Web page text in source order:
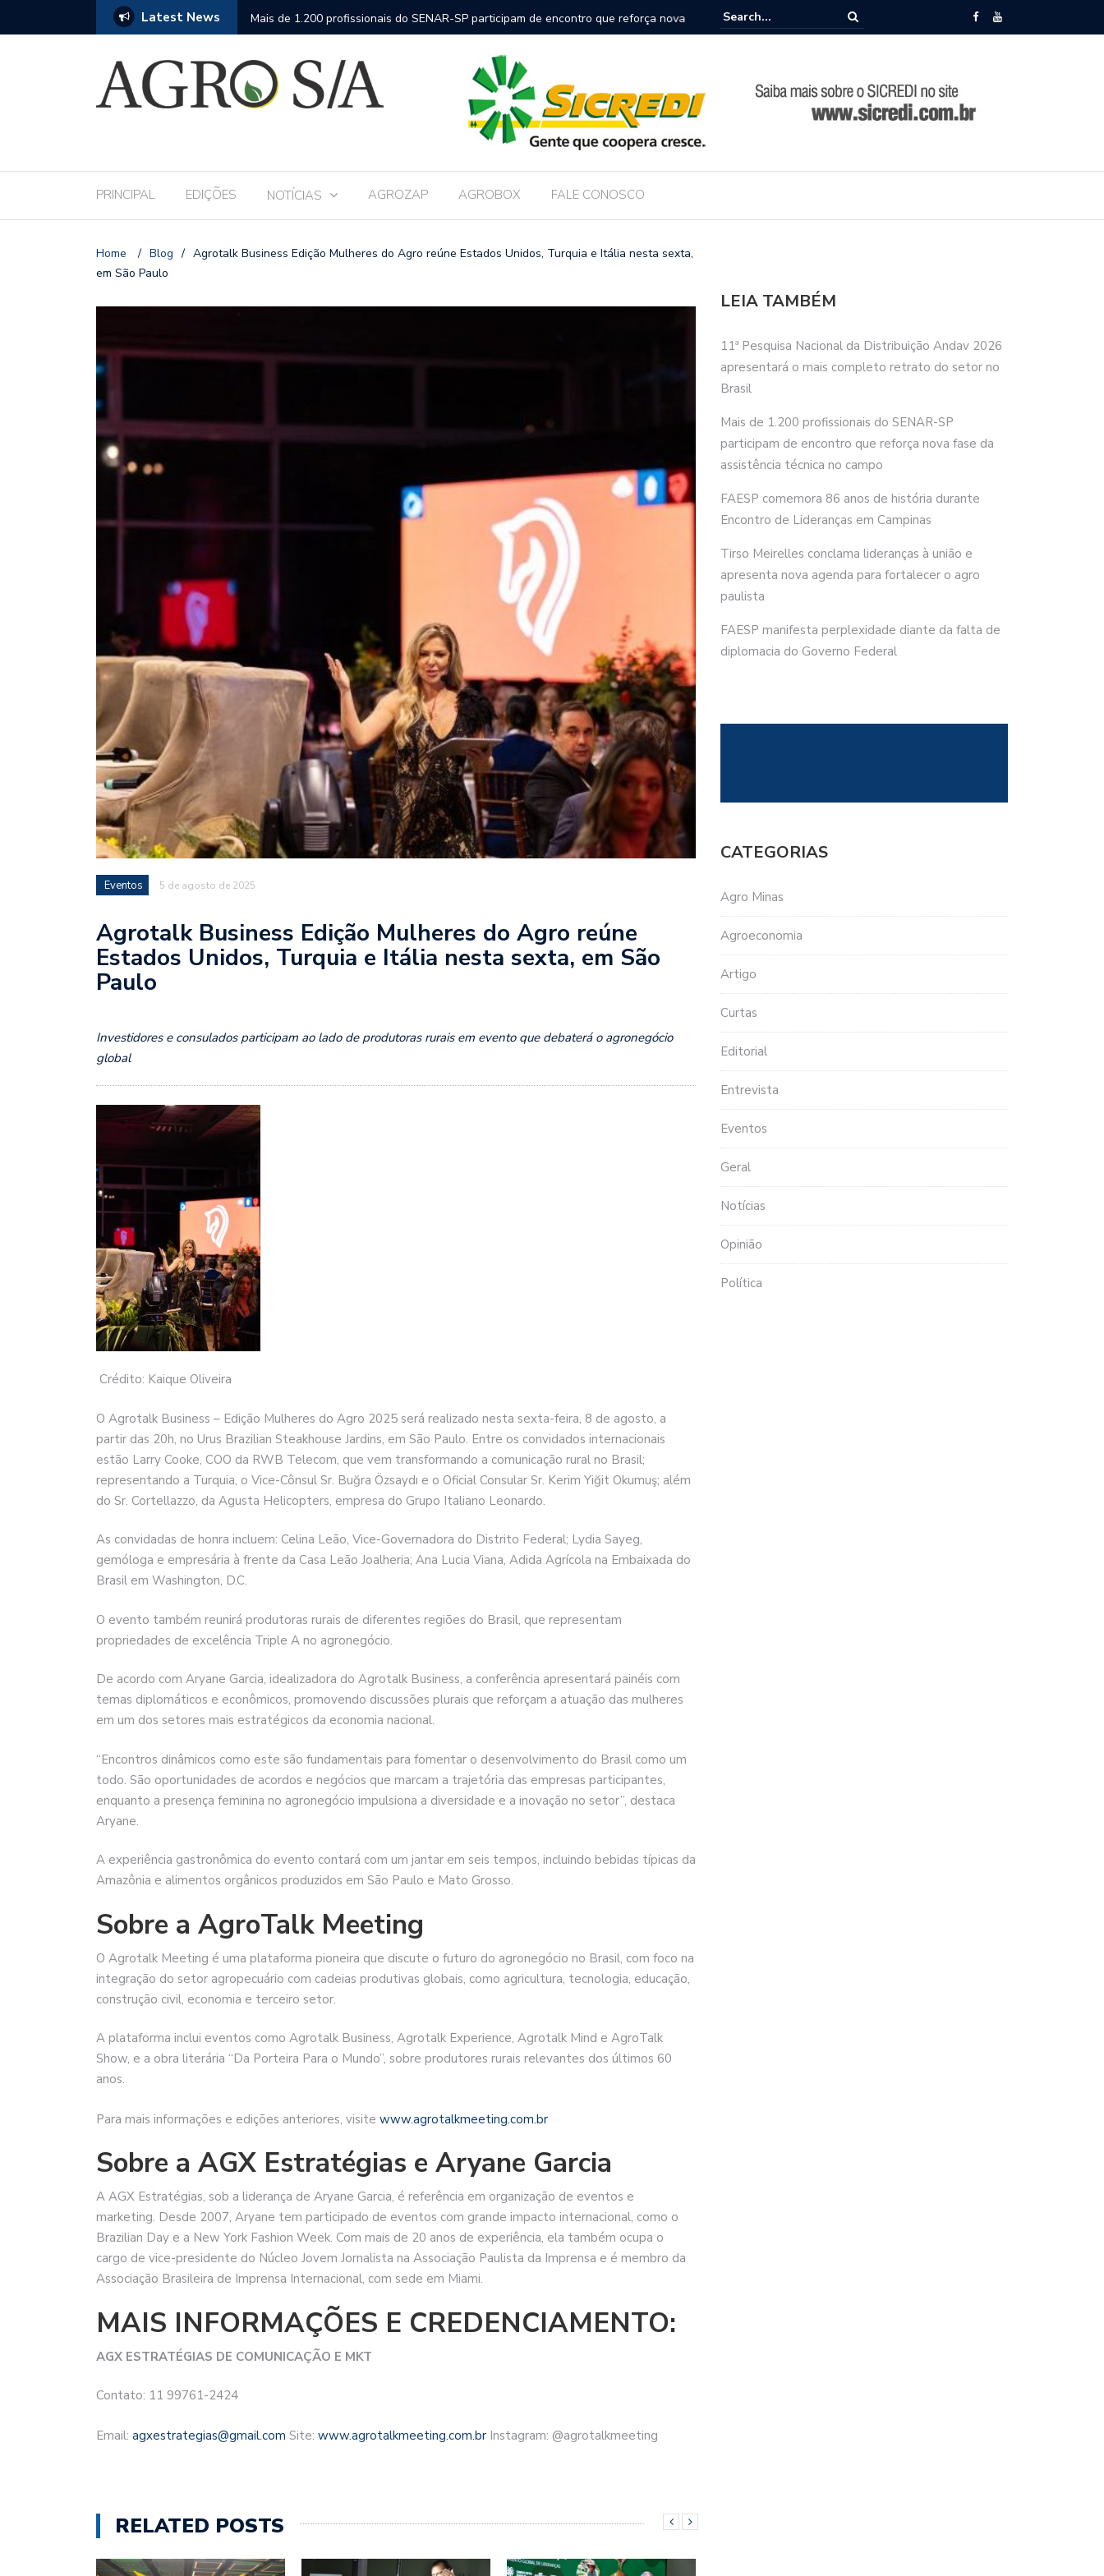
Latest News
2026 apresentará o mais completo
Mais de 1.200 profissionais do SENAR-SP participam de encontro que reforça nova
fase da assistência técnica no campo
FAESP comemora 86 anos de história durante Encontro de Lideranças em
PRINCIPAL EDIÇÕES NOTÍCIAS AGROZAP AGROBOX FALE CONOSCO
Home / Blog / Agrotalk Business Edição Mulheres do Agro reúne Estados Unidos, Turquia e Itália nesta sexta,
em São Paulo
Eventos 5 de agosto de 2025
Agrotalk Business Edição Mulheres do Agro reúne
Estados Unidos, Turquia e Itália nesta sexta, em São
Paulo
Investidores e consulados participam ao lado de produtoras rurais em evento que debaterá o agronegócio
global
Crédito: Kaique Oliveira
O Agrotalk Business – Edição Mulheres do Agro 2025 será realizado nesta sexta-feira, 8 de agosto, a
partir das 20h, no Urus Brazilian Steakhouse Jardins, em São Paulo. Entre os convidados internacionais
estão Larry Cooke, COO da RWB Telecom, que vem transformando a comunicação rural no Brasil;
representando a Turquia, o Vice-Cônsul Sr. Buğra Özsaydı e o Oficial Consular Sr. Kerim Yiğit Okumuş; além
do Sr. Cortellazzo, da Agusta Helicopters, empresa do Grupo Italiano Leonardo.
As convidadas de honra incluem: Celina Leão, Vice-Governadora do Distrito Federal; Lydia Sayeg,
gemóloga e empresária à frente da Casa Leão Joalheria; Ana Lucia Viana, Adida Agrícola na Embaixada do
Brasil em Washington, D.C.
O evento também reunirá produtoras rurais de diferentes regiões do Brasil, que representam
propriedades de excelência Triple A no agronegócio.
De acordo com Aryane Garcia, idealizadora do Agrotalk Business, a conferência apresentará painéis com
temas diplomáticos e econômicos, promovendo discussões plurais que reforçam a atuação das mulheres
em um dos setores mais estratégicos da economia nacional.
“Encontros dinâmicos como este são fundamentais para fomentar o desenvolvimento do Brasil como um
todo. São oportunidades de acordos e negócios que marcam a trajetória das empresas participantes,
enquanto a presença feminina no agronegócio impulsiona a diversidade e a inovação no setor”, destaca
Aryane.
A experiência gastronômica do evento contará com um jantar em seis tempos, incluindo bebidas típicas da
Amazônia e alimentos orgânicos produzidos em São Paulo e Mato Grosso.
Sobre a AgroTalk Meeting
O Agrotalk Meeting é uma plataforma pioneira que discute o futuro do agronegócio no Brasil, com foco na
integração do setor agropecuário com cadeias produtivas globais, como agricultura, tecnologia, educação,
construção civil, economia e terceiro setor.
A plataforma inclui eventos como Agrotalk Business, Agrotalk Experience, Agrotalk Mind e AgroTalk
Show, e a obra literária “Da Porteira Para o Mundo”, sobre produtores rurais relevantes dos últimos 60
anos.
Para mais informações e edições anteriores, visite www.agrotalkmeeting.com.br
Sobre a AGX Estratégias e Aryane Garcia
A AGX Estratégias, sob a liderança de Aryane Garcia, é referência em organização de eventos e
marketing. Desde 2007, Aryane tem participado de eventos com grande impacto internacional, como o
Brazilian Day e a New York Fashion Week. Com mais de 20 anos de experiência, ela também ocupa o
cargo de vice-presidente do Núcleo Jovem Jornalista na Associação Paulista da Imprensa e é membro da
Associação Brasileira de Imprensa Internacional, com sede em Miami.
MAIS INFORMAÇÕES E CREDENCIAMENTO:
AGX ESTRATÉGIAS DE COMUNICAÇÃO E MKT
Contato: 11 99761-2424
Email: agxestrategias@gmail.com Site: www.agrotalkmeeting.com.br Instagram: @agrotalkmeeting
RELATED POSTS
LEIA TAMBÉM
11ª Pesquisa Nacional da Distribuição Andav 2026
apresentará o mais completo retrato do setor no
Brasil
Mais de 1.200 profissionais do SENAR-SP
participam de encontro que reforça nova fase da
assistência técnica no campo
FAESP comemora 86 anos de história durante
Encontro de Lideranças em Campinas
Tirso Meirelles conclama lideranças à união e
apresenta nova agenda para fortalecer o agro
paulista
FAESP manifesta perplexidade diante da falta de
diplomacia do Governo Federal
CATEGORIAS
Agro Minas
Agroeconomia
Artigo
Curtas
Editorial
Entrevista
Eventos
Geral
Notícias
Opinião
Política